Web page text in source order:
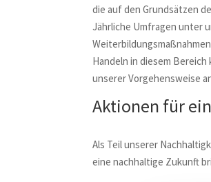
die auf den Grundsätzen
Jährliche Umfragen unter
Handeln in diesem
unserer Vorgehensweise
Aktionen für
Als Teil unserer
eine nachhaltige Zukunft